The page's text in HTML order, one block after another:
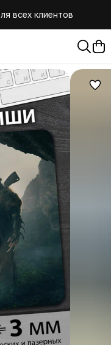
всех клиентов
от 10.000 руб.